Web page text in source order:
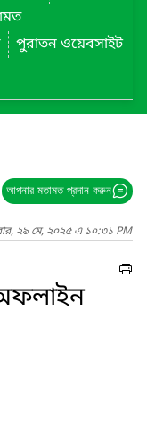
পুরাতন ওয়েবসাইট
আপনার মতামত প্রদান করুন
২৯ মে, ২০২৫ এ ১০:৩১ PM